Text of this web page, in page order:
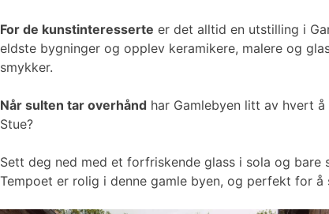
For de kunstinteresserte er det alltid en utstilling i
eldste bygninger og opplev keramikere, malere og
smykker.
Når sulten tar overhånd har Gamlebyen litt av hvert
Stue?
Sett deg ned med et forfriskende glass i sola og bare
Tempoet er rolig i denne gamle byen, og perfekt for å